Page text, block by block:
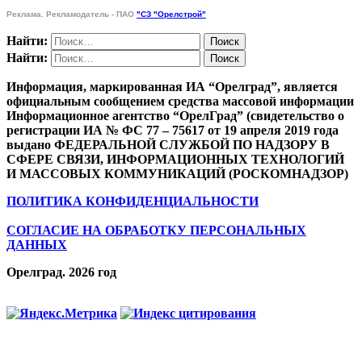
Реклама. Рекламодатель - ПАО "СЗ "Орелстрой"
Найти:
Найти:
Информация, маркированная ИА “Орелград”, является
официальным сообщением средства массовой информации
Информационное агентство “ОрелГрад” (свидетельство о
регистрации ИА № ФС 77 – 75617 от 19 апреля 2019 года
выдано ФЕДЕРАЛЬНОЙ СЛУЖБОЙ ПО НАДЗОРУ В
СФЕРЕ СВЯЗИ, ИНФОРМАЦИОННЫХ ТЕХНОЛОГИЙ
И МАССОВЫХ КОММУНИКАЦИЙ (РОСКОМНАДЗОР)
ПОЛИТИКА КОНФИДЕНЦИАЛЬНОСТИ
СОГЛАСИЕ НА ОБРАБОТКУ ПЕРСОНАЛЬНЫХ
ДАННЫХ
Орелград. 2026 год